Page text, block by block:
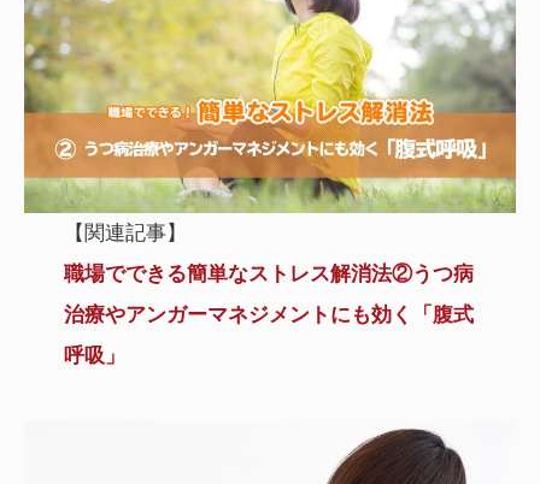
【関連記事】
職場でできる簡単なストレス解消法②うつ病
治療やアンガーマネジメントにも効く「腹式
呼吸」